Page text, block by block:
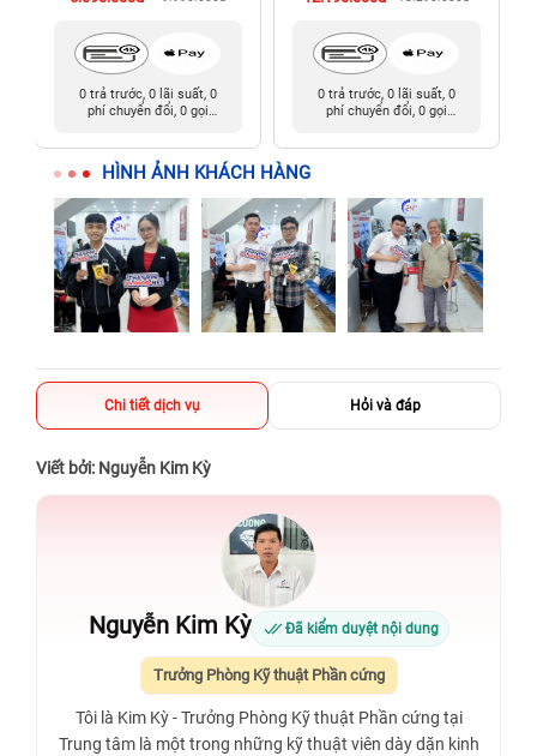
0 trả trước, 0 lãi suất, 0
phí chuyển đổi, 0 gọi
0 trả trước, 0 lãi suất, 0
phí chuyển đổi, 0 gọi
HÌNH ẢNH KHÁCH HÀNG
Chi tiết dịch vụ Hỏi và đáp
Viết bởi: Nguyễn Kim Kỳ
Nguyễn Kim Kỳ Đã kiểm duyệt nội dung
Trưởng Phòng Kỹ thuật Phần cứng
Tôi là Kim Kỳ - Trưởng Phòng Kỹ thuật Phần cứng tại
Trung tâm là một trong những kỹ thuật viên dày dặn kinh